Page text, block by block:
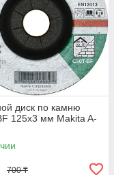
диск по камню
125x3 мм Makita A-
700 ₸